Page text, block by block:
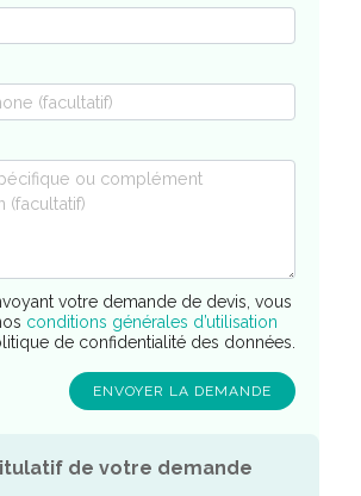
votre demande de devis, vous
conditions générales d’utilisation
de confidentialité des données.
de votre demande